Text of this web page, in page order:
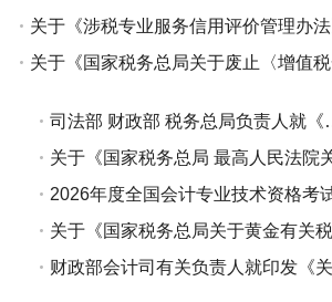
司法部 财政部 税务